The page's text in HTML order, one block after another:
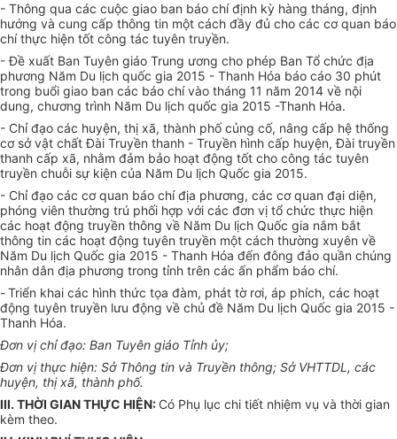
- Thông qua các cuộc giao ban báo chí định kỳ hàng tháng, định
hướng và cung cấp thông tin một cách đầy đủ cho các cơ quan báo
chí thực hiện tốt công tác tuyên truyền.
- Đề xuất Ban Tuyên giáo Trung ương cho phép Ban Tổ chức địa
phương Năm Du lịch quốc gia 2015 - Thanh Hóa báo cáo 30 phút
trong buổi giao ban các báo chí vào tháng 11 năm 2014 về nội
dung, chương trình Năm Du lịch quốc gia 2015 -Thanh Hóa.
- Chỉ đạo các huyện, thị xã, thành phố củng cố, nâng cấp hệ thống
cơ sở vật chất Đài Truyền thanh - Truyền hình cấp huyện, Đài truyền
thanh cấp xã, nhằm đảm bảo hoạt động tốt cho công tác tuyên
truyền chuỗi sự kiện của Năm Du lịch Quốc gia 2015.
- Chỉ đạo các cơ quan báo chí địa phương, các cơ quan đại diện,
phóng viên thường trú phối hợp với các đơn vị tổ chức thực hiện
các hoạt động truyền thông về Năm Du lịch Quốc gia nắm bắt
thông tin các hoạt động tuyên truyền một cách thường xuyên về
Năm Du lịch Quốc gia 2015 - Thanh Hóa đến đông đảo quần chúng
nhân dân địa phương trong tỉnh trên các ấn phẩm báo chí.
-Triển khai các hình thức tọa đàm, phát tờ rơi, áp phích, các hoạt
động tuyên truyền lưu động về chủ đề Năm Du lịch Quốc gia 2015 -
Thanh Hóa.
Đơn vị chỉ đạo: Ban Tuyên giáo Tỉnh ủy;
Đơn vị thực hiện: Sở Thông tin và Truyền thông; Sở VHTTDL, các
huyện, thị xã, thành phố.
III. THỜI GIAN THỰC HIỆN: Có Phụ lục chi tiết nhiệm vụ và thời gian
kèm theo.